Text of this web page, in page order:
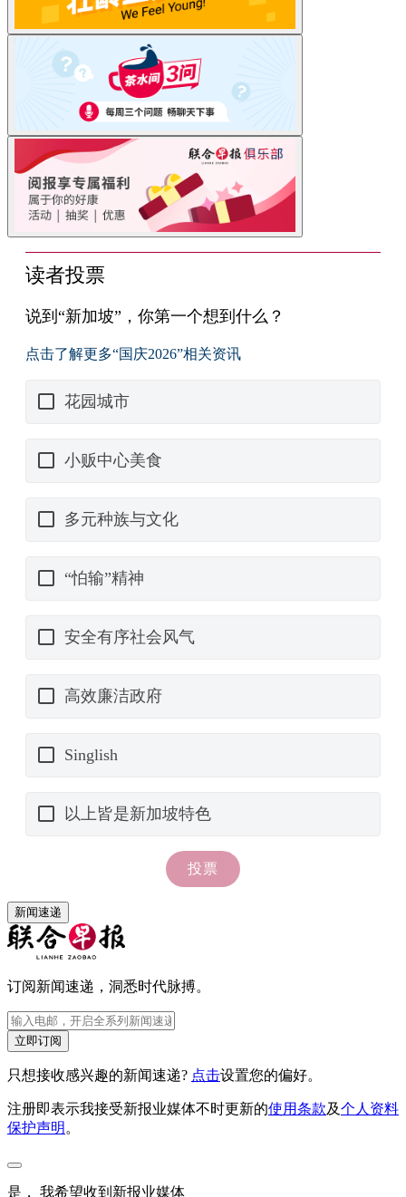
新闻速递
订阅新闻速递，洞悉时代脉搏。
立即订阅
只想接收感兴趣的新闻速递? 点击设置您的偏好。
注册即表示我接受新报业媒体不时更新的使用条款及个人资料
保护声明 。
是， 我希望收到新报业媒体